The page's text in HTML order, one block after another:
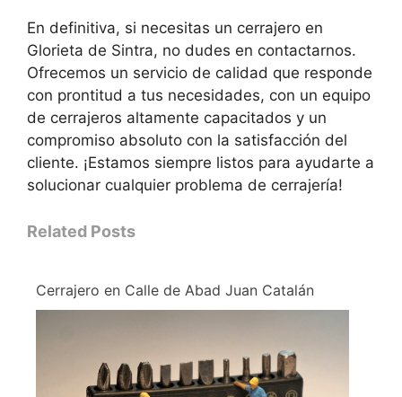
En definitiva, si necesitas un cerrajero en
Glorieta de Sintra, no dudes en contactarnos.
Ofrecemos un servicio de calidad que responde
con prontitud a tus necesidades, con un equipo
de cerrajeros altamente capacitados y un
compromiso absoluto con la satisfacción del
cliente. ¡Estamos siempre listos para ayudarte a
solucionar cualquier problema de cerrajería!
Related Posts
Cerrajero en Calle de Abad Juan Catalán